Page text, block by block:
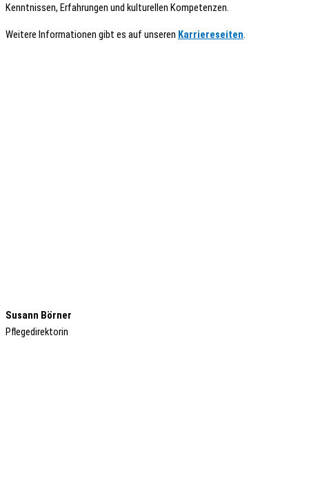
Kenntnissen, Erfahrungen und kulturellen Kompetenzen.
Weitere Informationen gibt es auf unseren Karriereseiten.
Susann Börner
Pflegedirektorin